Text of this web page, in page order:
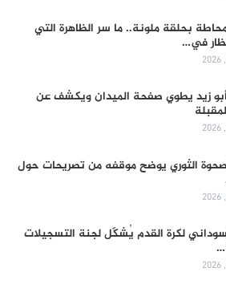
بحلقة ملونة.. ما سر الظاهرة التي
في…
أبو زيد يطوي صفحة الميدان ويكشف عن
الثوري يوضح موقفه من تصريحات حول
لكرة القدم يُشكّل لجنة التسجيلات